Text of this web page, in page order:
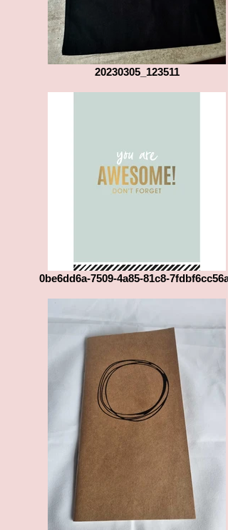
20230305_123511
0be6dd6a-7509-4a85-81c8-7fdbf6cc56a0